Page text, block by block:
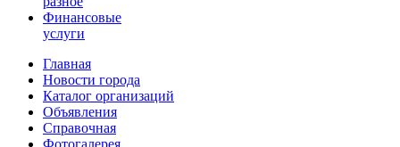
Финансовые
услуги
Главная
Новости города
Каталог организаций
Объявления
Справочная